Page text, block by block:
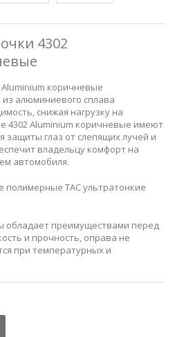
4302
коричневые
алюминиевого сплава
снижая нагрузку на
4302 Aluminium коричневые имеют
защиты глаз от слепящих лучей и
владельцу комфорт на
автомобиля.
TAC ультратонкие
преимуществами перед
и прочность, оправа не
при температурных и